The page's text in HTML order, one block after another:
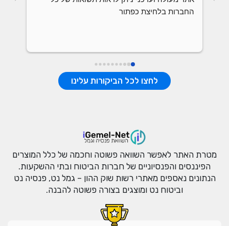
החברות בלחיצת כפתור
לחצו לכל הביקורות עלינו
מטרת האתר לאפשר השוואה פשוטה וחכמה של כלל המוצרים
הפיננסים והפנסיוניים של חברות הביטוח ובתי ההשקעות.
הנתונים נאספים מאתרי רשות שוק ההון – גמל נט, פנסיה נט
וביטוח נט ומוצגים בצורה פשוטה להבנה.